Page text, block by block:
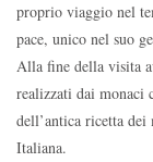
proprio viaggio nel
pace, unico nel suo
Alla fine della visita
realizzati dai monaci
dell’antica ricetta
Italiana.